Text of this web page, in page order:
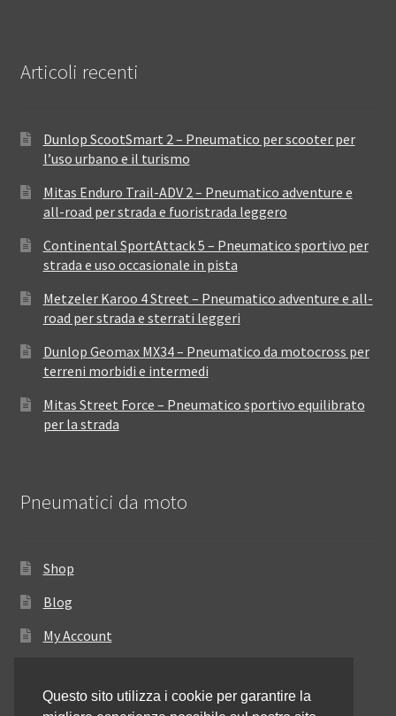
Articoli recenti
Dunlop ScootSmart 2 – Pneumatico per scooter per
l’uso urbano e il turismo
Mitas Enduro Trail-ADV 2 – Pneumatico adventure e
all-road per strada e fuoristrada leggero
Continental SportAttack 5 – Pneumatico sportivo per
strada e uso occasionale in pista
Metzeler Karoo 4 Street – Pneumatico adventure e all-
road per strada e sterrati leggeri
Dunlop Geomax MX34 – Pneumatico da motocross per
terreni morbidi e intermedi
Mitas Street Force – Pneumatico sportivo equilibrato
per la strada
Pneumatici da moto
Shop
Blog
My Account
Resi e rimborsi
Questo sito utilizza i cookie per garantire la